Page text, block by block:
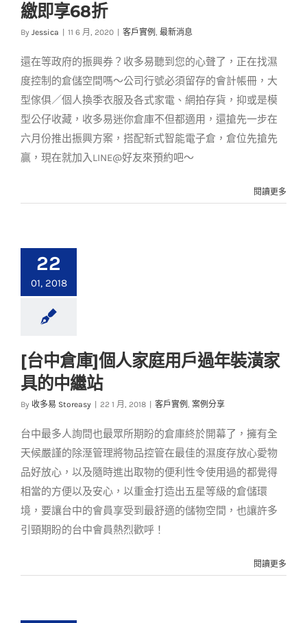
易應援1加1 年繳即享
68折
繳即享68折
By Jessica 11 6 月, 2020 客戶實例 , 最新消息
還在等政府的振興券？收多易聽到您的心聲了，正在找濕
度控制的倉儲空間嗎～公司行號必須留存的會計帳冊，大
型傢俱／個人換季衣服及各式家電、網拍存貨，抑或是模
型公仔收藏，收多易迷你倉庫不但都適用，還搶先一步在
六月份推出振興方案，搭配新式智能電子倉，倉位先搶先
贏，現在就加入LINE@好友來預約吧～
閱讀更多
22
01, 2018
[台中倉庫]個人家庭用
戶過年裝潢家具的中
繼站
[台中倉庫]個人家庭用戶過年裝潢家
具的中繼站
By 收多易 Storeasy 22 1 月, 2018 客戶實例 , 案例分享
台中最多人詢問也最眾所期盼的倉庫終於開幕了，擁有全
天候嚴謹的除溼管理將物品控管在最佳的濕度存放心愛物
品好放心，以及隨時進出取物的便利性令使用過的都覺得
相當的方便以及安心，以重金打造出五星等級的倉儲環
境，要讓台中的會員享受到最舒適的儲物空間，也讓許多
引頸期盼的台中會員熱烈歡呼！
閱讀更多